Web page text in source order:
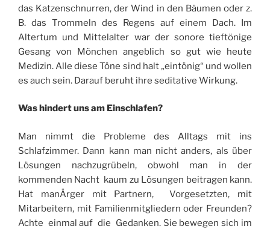
das Katzenschnurren, der Wind in den Bäumen oder z.
B. das Trommeln des Regens auf einem Dach. Im
Altertum und Mittelalter war der sonore tieftönige
Gesang von Mönchen angeblich so gut wie heute
Medizin. Alle diese Töne sind halt „eintönig“ und wollen
es auch sein. Darauf beruht ihre seditative Wirkung.
Was hindert uns am Einschlafen?
Man nimmt die Probleme des Alltags mit ins
Schlafzimmer. Dann kann man nicht anders, als über
Lösungen nachzugrübeln, obwohl man in der
kommenden Nacht kaum zu Lösungen beitragen kann.
Hat manÄrger mit Partnern, Vorgesetzten, mit
Mitarbeitern, mit Familienmitgliedern oder Freunden?
Achte einmal auf die Gedanken. Sie bewegen sich im